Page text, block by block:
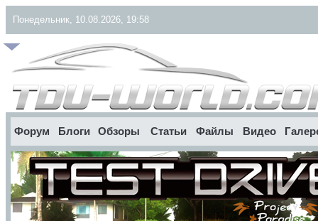
Понедельник, 10.08.2026, 19:58
Форум Блоги Обзоры Статьи Файлы Видео